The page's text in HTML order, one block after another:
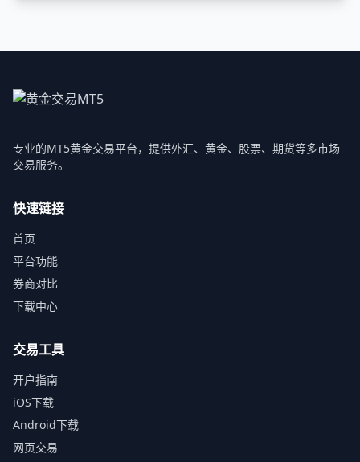
专业的MT5黄金交易平台，提供外汇、黄金、股票、期货等多市场
交易服务。
快速链接
首页
平台功能
券商对比
下载中心
交易工具
开户指南
iOS下载
Android下载
网页交易